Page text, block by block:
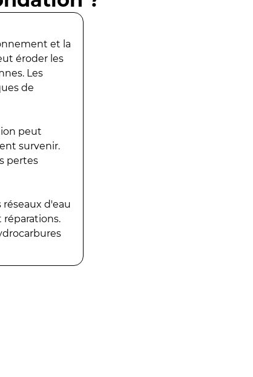
et la
éroder les
Les
de
peut
survenir.
pertes
d'eau